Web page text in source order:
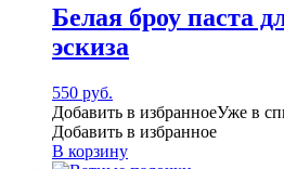
Белая броу паста
эскиза
550 руб.
Добавить в избранноеУже в
Добавить в избранное
В корзину